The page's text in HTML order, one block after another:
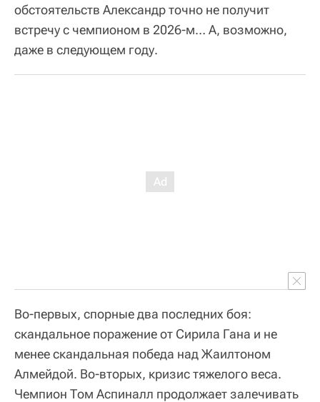
обстоятельств Александр точно не получит
встречу с чемпионом в 2026-м… А, возможно,
даже в следующем году.
Во-первых, спорные два последних боя:
скандальное поражение от Сирила Гана и не
менее скандальная победа над Жаилтоном
Алмейдой. Во-вторых, кризис тяжелого веса.
Чемпион Том Аспиналл продолжает залечивать